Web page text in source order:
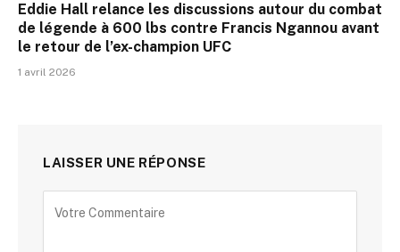
Eddie Hall relance les discussions autour du combat
de légende à 600 lbs contre Francis Ngannou avant
le retour de l’ex-champion UFC
1 avril 2026
LAISSER UNE RÉPONSE